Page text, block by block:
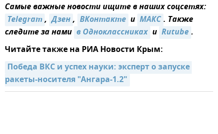
Самые важные новости ищите в наших соцсетях:
Telegram, Дзен, ВКонтакте и МАКС. Также
следите за нами в Одноклассниках и Rutube.
Читайте также на РИА Новости Крым:
Победа ВКС и успех науки: эксперт о запуске
ракеты-носителя "Ангара-1.2"